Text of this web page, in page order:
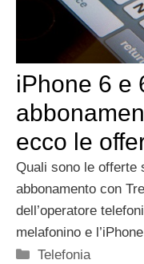
iPhone 6 e
ecco le
Quali sono le offerte
abbonamento con
dell’operatore
melafonino e
Categorie
Telefonia